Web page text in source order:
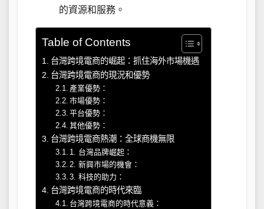
的資源和服務。
Table of Contents
台灣跨境電商的崛起：抓住海外市場機遇
台灣跨境電商的現況和優勢
產業優勢：
市場優勢：
平台優勢：
其他優勢：
台灣跨境電商熱潮：全球商機無限
1. 台灣品牌崛起：
2. 新興市場的機會：
3. 科技的助力：
台灣跨境電商的時代來臨
台灣跨境電商的時代意義：